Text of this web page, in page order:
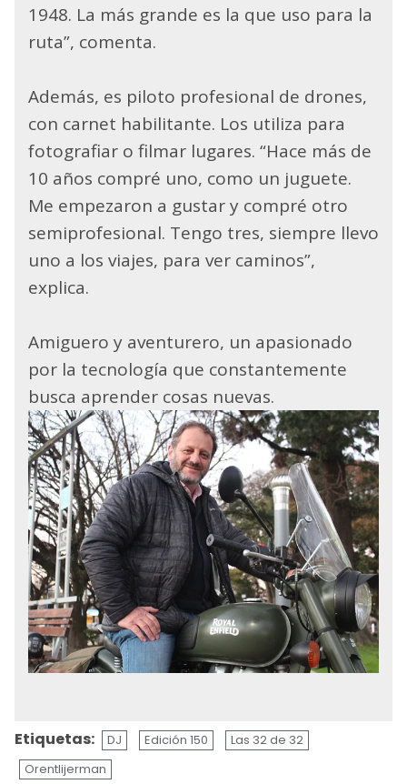
1948. La más grande es la que uso para la
ruta”, comenta.
Además, es piloto profesional de drones,
con carnet habilitante. Los utiliza para
fotografiar o filmar lugares. “Hace más de
10 años compré uno, como un juguete.
Me empezaron a gustar y compré otro
semiprofesional. Tengo tres, siempre llevo
uno a los viajes, para ver caminos”,
explica.
Amiguero y aventurero, un apasionado
por la tecnología que constantemente
busca aprender cosas nuevas.
Etiquetas: DJ Edición 150
Las 32 de 32
Orentlijerman